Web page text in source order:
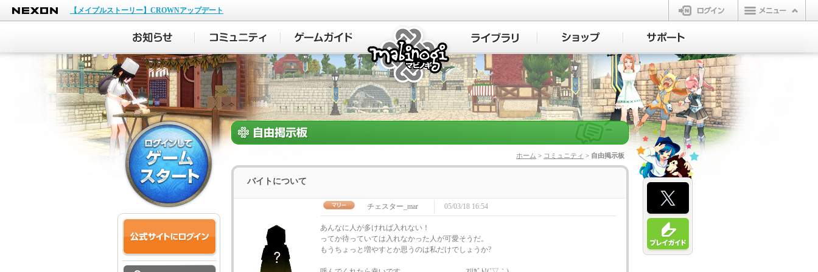
NEXON
【メイプルストーリー】CROWNアップデート
ログイン
マビノギ
ホーム > コミュニティ > 自由掲示板
バイトについて
チェスター_mar 05/03/18 16:54
あんなに人が多ければ入れない！
ってか待っていては入れなかった人が可愛そうだ。
もうちょっと増やすとか思うのは私だけでしょうか?